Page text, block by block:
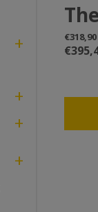
Get
an
+
+
+
+